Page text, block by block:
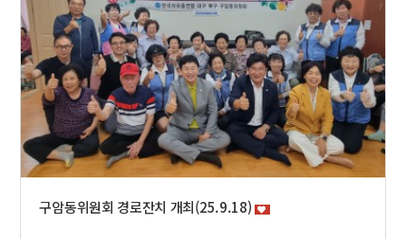
구암동위원회 경로잔치 개최(25.9.18)